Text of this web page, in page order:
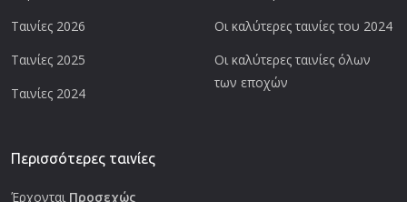
Ταινίες 2026
Ταινίες 2025
Ταινίες 2024
Οι καλύτερες ταινίες του 2024
Οι καλύτερες ταινίες όλων
των εποχών
Περισσότερες ταινίες
Έρχονται Προσεχώς